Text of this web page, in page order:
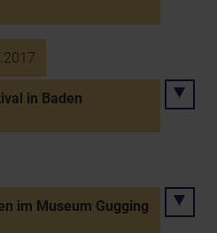
in Baden
im Museum Gugging